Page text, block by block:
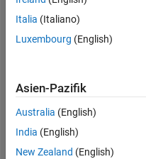
MATLAB
Answers
Abzeichen
Thankful Level 1
09 Sep 2024
Italia (Italiano)
Luxembourg (English)
Asien-Pazifik
Australia (English)
India (English)
New Zealand (English)